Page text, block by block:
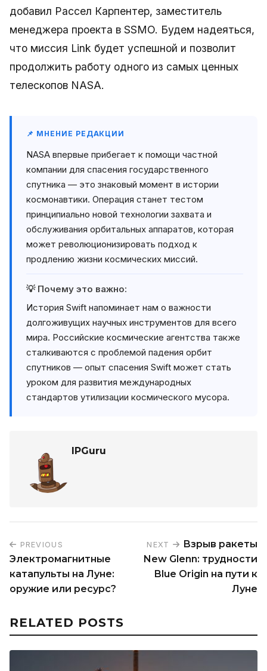
добавил Рассел Карпентер, заместитель
менеджера проекта в SSMO. Будем надеяться,
что миссия Link будет успешной и позволит
продолжить работу одного из самых ценных
телескопов NASA.
📌 МНЕНИЕ РЕДАКЦИИ
NASA впервые прибегает к помощи частной
компании для спасения государственного
спутника — это знаковый момент в истории
космонавтики. Операция станет тестом
принципиально новой технологии захвата и
обслуживания орбитальных аппаратов, которая
может революционизировать подход к
продлению жизни космических миссий.
💡 Почему это важно:
История Swift напоминает нам о важности
долгоживущих научных инструментов для всего
мира. Российские космические агентства также
сталкиваются с проблемой падения орбит
спутников — опыт спасения Swift может стать
уроком для развития международных
стандартов утилизации космического мусора.
IPGuru
PREVIOUS
Электромагнитные
катапульты на Луне:
оружие или ресурс?
NEXT
Взрыв ракеты
New Glenn: трудности
Blue Origin на пути к
Луне
RELATED POSTS